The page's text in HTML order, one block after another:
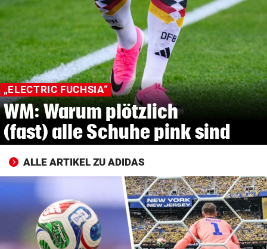
© Krone Multimedia GmbH & Co KG 2026
Muthgasse 2, 1190 Wien
„ELECTRIC FUCHSIA“
WM: Warum plötzlich
(fast) alle Schuhe pink sind
ALLE ARTIKEL ZU ADIDAS